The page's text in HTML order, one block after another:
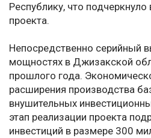
Республику, что
проекта.
Непосредственно серийный
мощностях в Джизакской
прошлого года.
расширения производства
внушительных
этап реализации проекта
инвестиций в размере 300